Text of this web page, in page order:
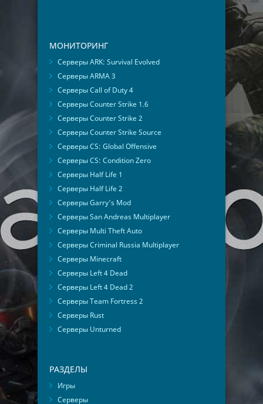
МОНИТОРИНГ
Серверы ARK: Survival Evolved
Серверы ARMA 3
Серверы Call of Duty 4
Серверы Counter Strike 1.6
Серверы Counter Strike 2
Серверы Counter Strike Source
Серверы CS: Global Offensive
Серверы CS: Condition Zero
Серверы Half Life 1
Серверы Half Life 2
Серверы Garry's Mod
Серверы San Andreas Multiplayer
Серверы Multi Theft Auto
Серверы Criminal Russia Multiplayer
Серверы Minecraft
Серверы Left 4 Dead
Серверы Left 4 Dead 2
Серверы Team Fortress 2
Серверы Rust
Серверы Unturned
РАЗДЕЛЫ
Игры
Серверы